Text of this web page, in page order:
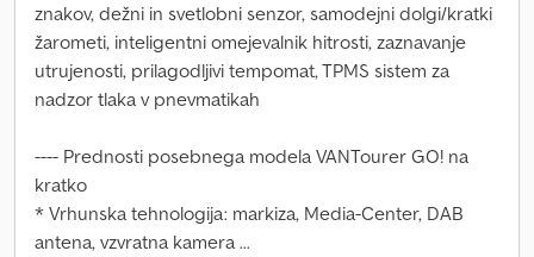
znakov, dežni in svetlobni senzor, samodejni dolgi/kratki
žarometi, inteligentni omejevalnik hitrosti, zaznavanje
utrujenosti, prilagodljivi tempomat, TPMS sistem za
nadzor tlaka v pnevmatikah
---- Prednosti posebnega modela VANTourer GO! na
kratko
* Vrhunska tehnologija: markiza, Media-Center, DAB
antena, vzvratna kamera ...